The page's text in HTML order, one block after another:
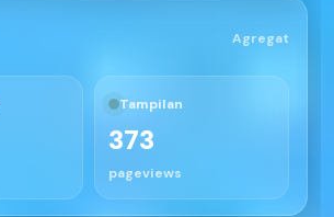
Agregat
Tampilan
373
pageviews